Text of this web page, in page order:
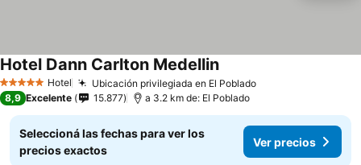
5 Estrellas Hotel Ubicación privilegiada en El Poblado
Hotel Dann Carlton Medellin
8,9 Excelente 15.877 a 3.2 km de: El Poblado
Seleccioná las fechas para ver los
precios exactos
Ver precios